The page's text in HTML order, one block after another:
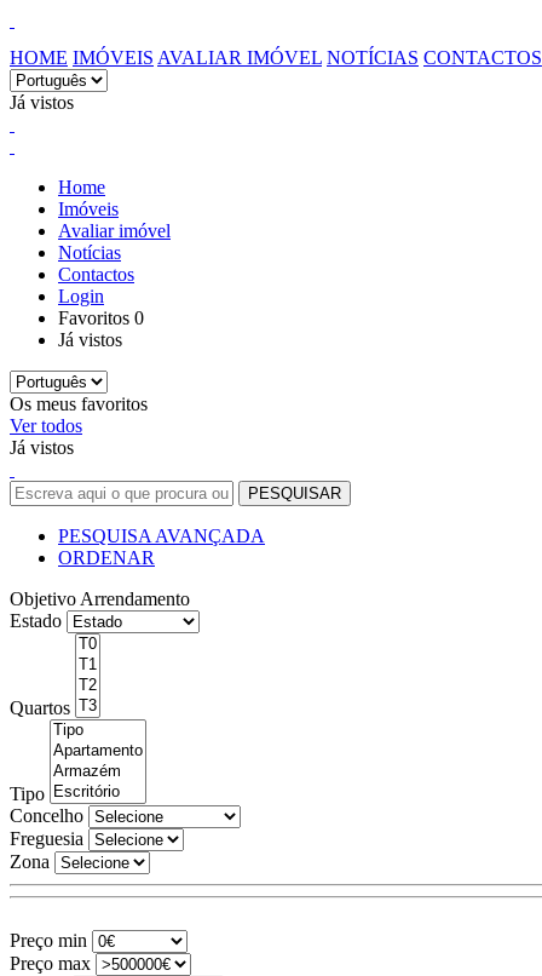
HOME IMÓVEIS AVALIAR IMÓVEL NOTÍCIAS CONTACTOS
Já vistos
Home
Imóveis
Avaliar imóvel
Notícias
Contactos
Login
Favoritos 0
Já vistos
Os meus favoritos
Ver todos
Já vistos
PESQUISA AVANÇADA
ORDENAR
Objetivo Arrendamento
Estado
Quartos
Tipo
Concelho
Freguesia
Zona
Preço min
Preço max